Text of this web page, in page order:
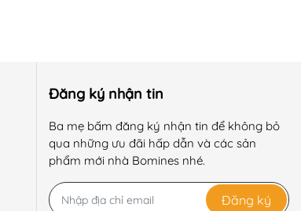
Đăng ký nhận tin
Ba mẹ bấm đăng ký nhận tin để không bỏ
qua những ưu đãi hấp dẫn và các sản
phẩm mới nhà Bomines nhé.
Đăng ký